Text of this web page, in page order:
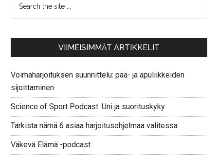
VIIMEISIMMÄT ARTIKKELIT
Voimaharjoituksen suunnittelu: pää- ja apuliikkeiden
sijoittaminen
Science of Sport Podcast: Uni ja suorituskyky
Tarkista nämä 6 asiaa harjoitusohjelmaa valitessa
Väkevä Elämä -podcast